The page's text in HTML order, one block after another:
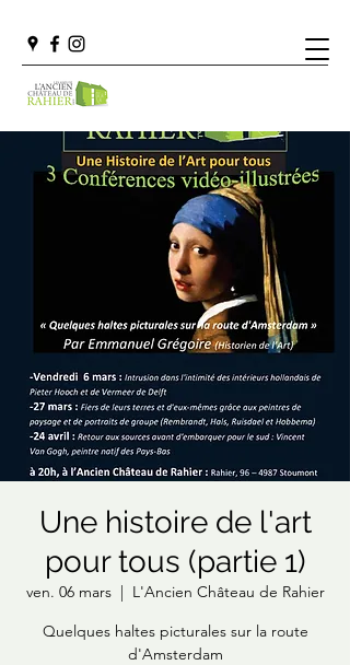
Une histoire de l'art
pour tous (partie 1)
ven. 06 mars
  |
L'Ancien Château de Rahier
Quelques haltes picturales sur la route
d'Amsterdam